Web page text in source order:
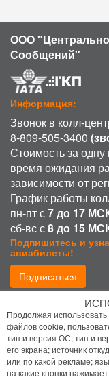
ООО
Сообщений"
Информация:
Звонок в колл-
8-809-505-3400
Стоимость за
время ожидания
зависимости от
График работы
пн-пт с7 до 17
сб-вс с8 до 15
Подпишитесь и
авиабилеты!
Подписаться
Присоединиться:
Продолжая
файлов cookie,
тип и версия ОС; тип и
его экрана; источник
или по какой рекламе;
на какие кнопки